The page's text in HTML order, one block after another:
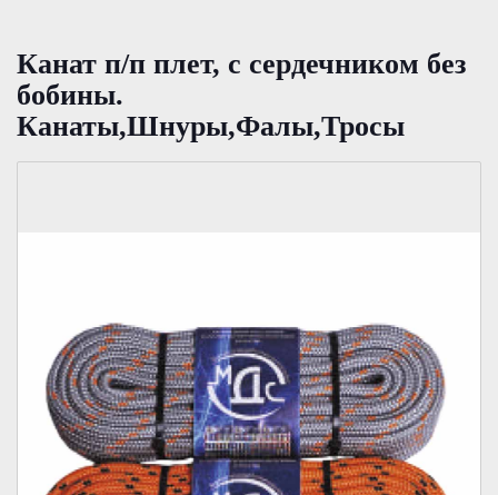
Канат п/п плет, с сердечником без
бобины.
Канаты,Шнуры,Фалы,Тросы